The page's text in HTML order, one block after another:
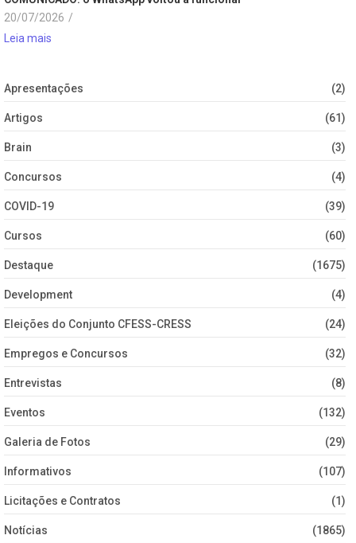
20/07/2026 /
Leia mais
Apresentações (2)
Artigos (61)
Brain (3)
Concursos (4)
COVID-19 (39)
Cursos (60)
Destaque (1675)
Development (4)
Eleições do Conjunto CFESS-CRESS (24)
Empregos e Concursos (32)
Entrevistas (8)
Eventos (132)
Galeria de Fotos (29)
Informativos (107)
Licitações e Contratos (1)
Notícias (1865)